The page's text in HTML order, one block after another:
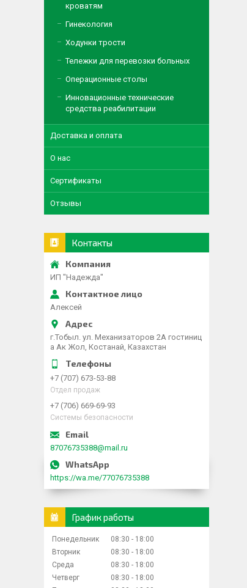
кроватям
Гинекология
Ходунки трости
Тележки для перевозки больных
Операционные столы
Инновационные технические
средства реабилитации
Доставка и оплата
О нас
Сертификаты
Отзывы
Контакты
ИП "Надежда"
Алексей
г.Тобыл. ул. Механизаторов 2А гостиниц
а Ак Жол, Костанай, Казахстан
+7 (707) 673-53-88
Отдел продаж
+7 (706) 669-69-93
Системы безопасности
87076735388@mail.ru
https://wa.me/77076735388
График работы
Понедельник 08:30
18:00
Вторник
08:30
18:00
Среда
08:30
18:00
Четверг
08:30
18:00